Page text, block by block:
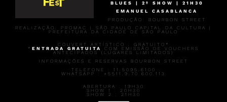
BLUES | 2º SHOW | 21H30
EMANUEL CASABLANCA
PRODUÇÃO: BOURBON STREET
REALIZAÇÃO: PROMAC | SÃO PAULO CAPITAL DA CULTURA |
PREFEITURA DA CIDADE DE SÃO PAULO
COUVERT ARTÍSTICO : GRATUITO*
* ENTRADA GRATUITA
COM EMISSÃO DE VOUCHERS
ANTECIPADOS (LUGARES LIMITADOS)
INFORMAÇÕES E RESERVAS BOURBON STREET
TELEFONE : 11.5095.6100
WHATSAPP : +5511.9.70.600.113
ABERTURA :
19H30
SHOW 1 :
20H30
SHOW 2 :
21H30